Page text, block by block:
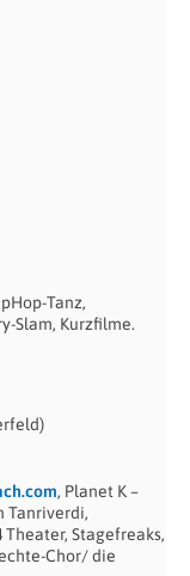
Tanz,
Slam, Kurzfilme.
, Planet K –
Tanriverdi,
Stagefreaks,
Chor/ die